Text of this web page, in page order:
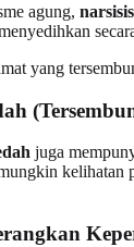
agung,
juga
kelihatan